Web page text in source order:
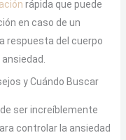
rápida que puede
en caso de un
respuesta del cuerpo
y Cuándo Buscar
ser increíblemente
controlar la ansiedad